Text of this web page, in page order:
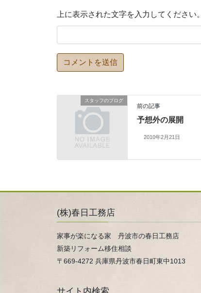
上に表示された文字を入力してください。
スタッフのブログ
前の記事
予想外の展開
2010年2月21日
(株)春日工務店
家事が楽になる家 丹波市の春日工務店
新築リフォーム移住相談
〒669-4272 兵庫県丹波市春日町東中1013
サイト内検索